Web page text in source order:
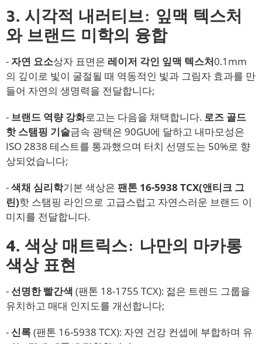
3. 시각적 내러티브: 잎맥 텍스처
와 브랜드 미학의 융합
- 자연 요소상자 표면은 레이저 각인 잎맥 텍스처0.1mm
의 깊이로 빛이 굴절될 때 역동적인 빛과 그림자 효과를 만
들어 자연의 생명력을 전달합니다;
- 브랜드 역량 강화로고는 다음을 채택합니다. 로즈 골드
핫 스탬핑 기술금속 광택은 90GU에 달하고 내마모성은
ISO 2838 테스트를 통과했으며 터치 선명도는 50%로 향
상되었습니다;
-색채 심리학기본 색상은 팬톤 16-5938 TCX(앤티크 그
린)핫 스탬핑 라인으로 고급스럽고 자연스러운 브랜드 이
미지를 전달합니다.
4. 색상 매트릭스: 나만의 마카롱
색상 표현
-선명한 빨간색 (팬톤 18-1755 TCX): 젊은 트렌드 그룹을
유치하고 매대 인지도를 개선합니다;
-신록(팬톤 16-5938 TCX): 자연 건강 컨셉에 부합하며 유